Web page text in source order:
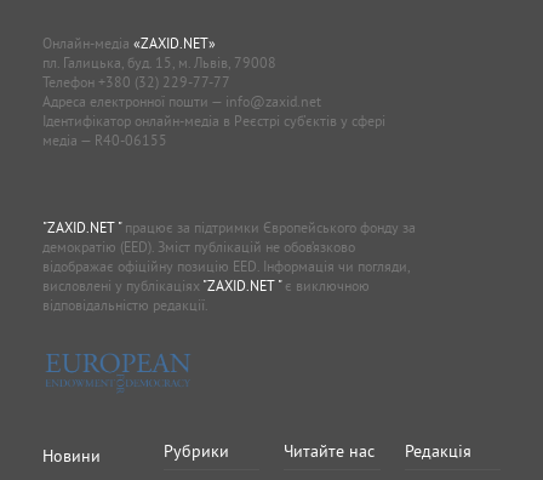
Онлайн-медіа «ZAXID.NET»
пл. Галицька, буд. 15, м. Львів, 79008
Телефон +380 (32) 229-77-77
Адреса електронної пошти — info@zaxid.net
Ідентифікатор онлайн-медіа в Реєстрі суб'єктів у сфері
медіа — R40-06155
"ZAXID.NET "працює за підтримки Європейського фонду за
демократію (EED). Зміст публікацій не обов’язково
відображає офіційну позицію EED. Інформація чи погляди,
висловлені у публікаціях "ZAXID.NET "є виключною
відповідальністю редакції.
Новини
Рубрики Читайте нас Редакція